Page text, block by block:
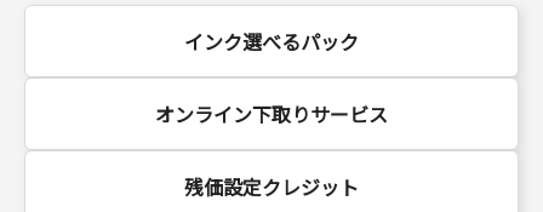
インク選べるパック
オンライン下取りサービス
残価設定クレジット